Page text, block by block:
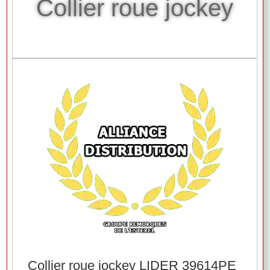
Collier roue jockey
Collier roue jockey LIDER 39614PE